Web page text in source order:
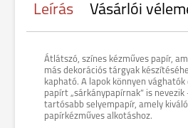
Leírás Vásárlói
Átlátszó, színes kézműves papír,
más dekorációs tárgyak
kapható. A lapok könnyen
papírt „sárkánypapírnak” is nevezik
tartósabb selyempapír, amely
papírkézműves alkotáshoz.